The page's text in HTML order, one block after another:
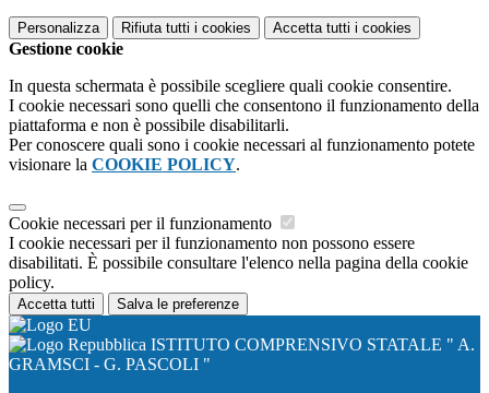
Personalizza Rifiuta tutti i cookies Accetta tutti i cookies
Gestione cookie
In questa schermata è possibile scegliere quali cookie consentire.
I cookie necessari sono quelli che consentono il funzionamento della
piattaforma e non è possibile disabilitarli.
Per conoscere quali sono i cookie necessari al funzionamento potete
visionare la COOKIE POLICY.
Cookie necessari per il funzionamento
I cookie necessari per il funzionamento non possono essere
disabilitati. È possibile consultare l'elenco nella pagina della cookie
policy.
Accetta tutti Salva le preferenze
ISTITUTO COMPRENSIVO STATALE " A.
GRAMSCI - G. PASCOLI "